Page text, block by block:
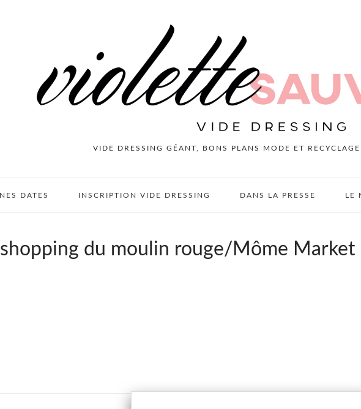
VIDE DRESSING GÉANT, BONS PLANS MODE ET
DATES INSCRIPTION VIDE DRESSING DANS LA PRESSE LE
du moulin rouge/Môme Market